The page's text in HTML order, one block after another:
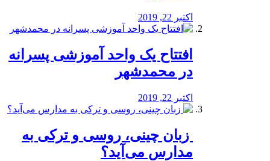
اکتبر 22, 2019
افتتاح یک واحد آموزشی پسرانه
در محمدشهر
اکتبر 22, 2019
️ زبان چینی، روسی و ترکی به
مدارس می‌آید؟